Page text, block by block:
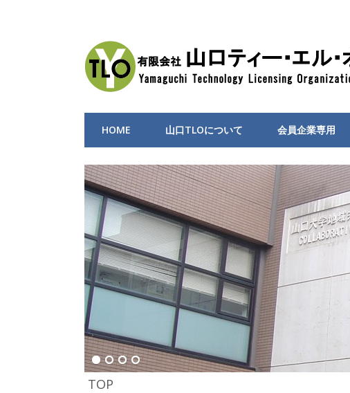
HOME 山口TLOについて 会員企業専用
TOP